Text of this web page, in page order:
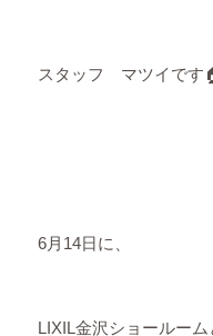
スタッフ マツイです
6月14日に、
LIXIL金沢ショールー